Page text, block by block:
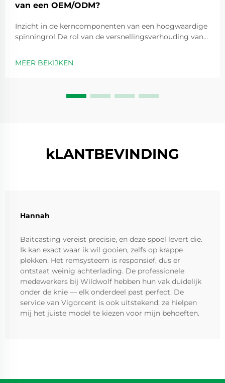
van een OEM/ODM?
Inzicht in de kerncomponenten van een hoogwaardige
spinningrol De rol van de versnellingsverhouding van
op 1 die aangeven hoe vaak de spoel ronddraait elke
MEER BEKIJKEN
kLANTBEVINDING
Hannah
Baitcasting vereist precisie, en deze spoel levert die.
Ik kan exact waar ik wil gooien, zelfs op krappe
plekken. Het remsysteem is responsief, dus er
ontstaat weinig achterlading. De professionele
medewerkers bij Wildwolf hebben hun vak duidelijk
onder de knie — elk onderdeel past perfect. De
service van Vigorcent is ook uitstekend; ze hielpen
mij het juiste model te kiezen voor mijn behoeften.